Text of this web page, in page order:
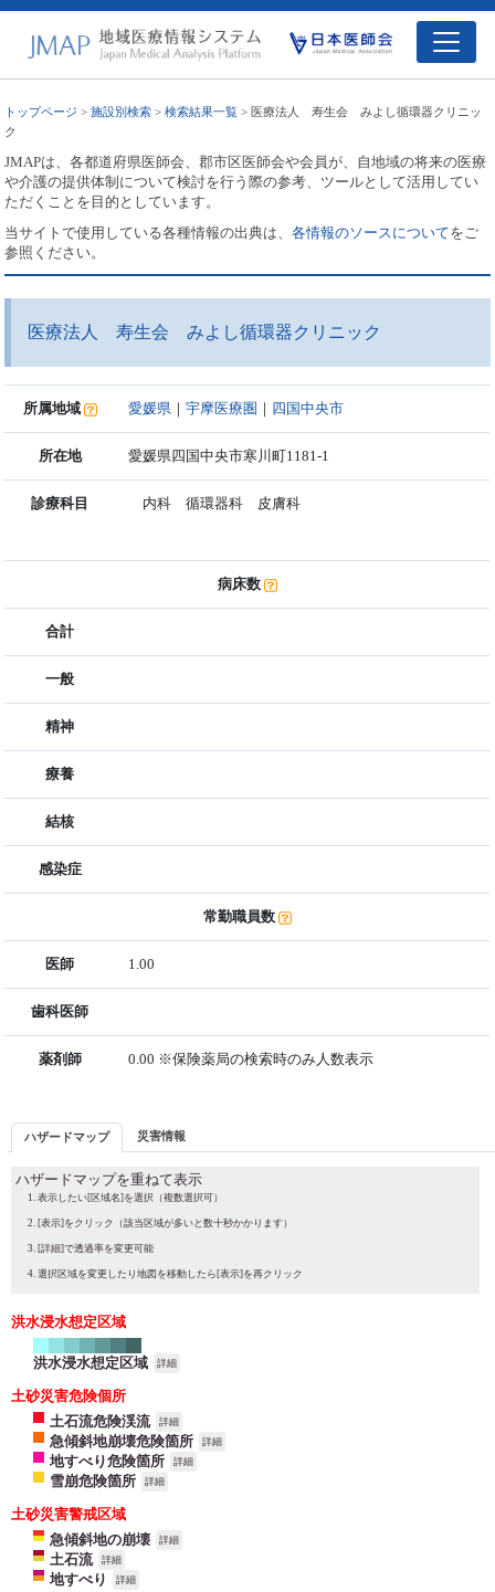
トップページ >施設別検索 >検索結果一覧 > 医療法人 寿生会 みよし循環器クリニッ
ク
JMAPは、各都道府県医師会、郡市区医師会や会員が、自地域の将来の医療
や介護の提供体制について検討を行う際の参考、ツールとして活用してい
ただくことを目的としています。
当サイトで使用している各種情報の出典は、各情報のソースについてをご
参照ください。
医療法人 寿生会 みよし循環器クリニック
所属地域 愛媛県 ｜宇摩医療圏 ｜ 四国中央市
所在地 愛媛県四国中央市寒川町1181-1
診療科目 内科 循環器科 皮膚科
病床数
合計
一般
精神
療養
結核
感染症
常勤職員数
医師 1.00
歯科医師
薬剤師 0.00 ※保険薬局の検索時のみ人数表示
ハザードマップ 災害情報
ハザードマップを重ねて表示
表示したい[区域名]を選択（複数選択可）
[表示]をクリック（該当区域が多いと数十秒かかります）
[詳細]で透過率を変更可能
選択区域を変更したり地図を移動したら[表示]を再クリック
洪水浸水想定区域
洪水浸水想定区域 詳細
土砂災害危険個所
土石流危険渓流
詳細
急傾斜地崩壊危険箇所 詳細
地すべり危険箇所 詳細
雪崩危険箇所 詳細
土砂災害警戒区域
急傾斜地の崩壊
詳細
土石流 詳細
地すべり 詳細